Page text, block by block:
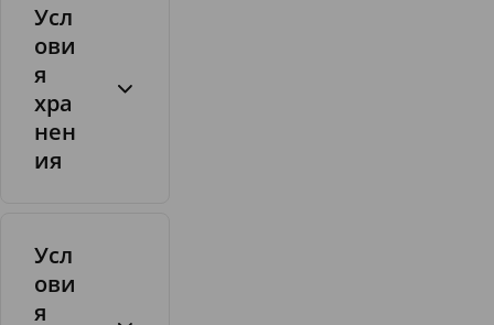
Усл
ови
я
хра
нен
ия
Усл
ови
я